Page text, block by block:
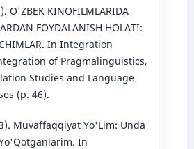
O'ZBEK KINOFILMLARIDA
FOYDALANISH HOLATI:
In Integration
of Pragmalinguistics,
Studies and Language
(p. 46).
Muvaffaqqiyat Yo'Lim: Unda
In